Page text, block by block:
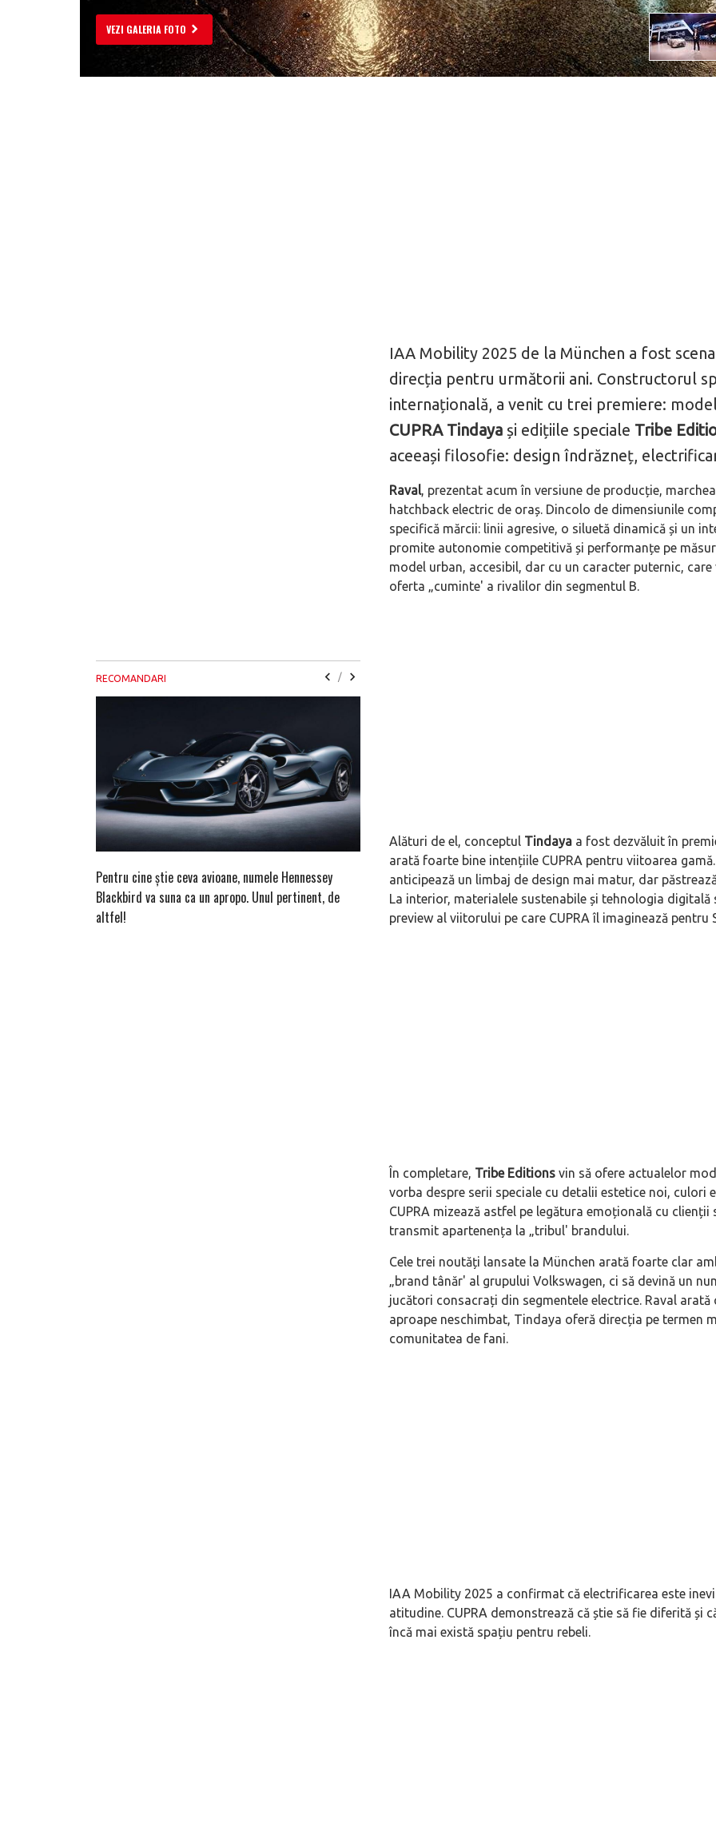
VEZI GALERIA FOTO
IAA Mobility 2025 de la München a fost
direcția pentru următorii ani. Constructorul
internațională, a venit cu trei premiere:
CUPRA Tindayași edițiile speciale Tribe
aceeași filosofie: design îndrăzneț,
Raval, prezentat acum în versiune de producție,
hatchback electric de oraș. Dincolo de dimensiunile
specifică mărcii: linii agresive, o siluetă dinamică și un
promite autonomie competitivă și performanțe pe
model urban, accesibil, dar cu un caracter puternic,
oferta „cuminte' a rivalilor din segmentul B.
Alături de el, conceptul Tindayaa fost dezvăluit în
arată foarte bine intențiile CUPRA pentru viitoarea
anticipează un limbaj de design mai matur, dar
La interior, materialele sustenabile și tehnologia
preview al viitorului pe care CUPRA îl imaginează pentru
În completare, Tribe Editionsvin să ofere actualelor
vorba despre serii speciale cu detalii estetice noi, culori
CUPRA mizează astfel pe legătura emoțională cu
transmit apartenența la „tribul' brandului.
Cele trei noutăți lansate la München arată foarte clar
„brand tânăr' al grupului Volkswagen, ci să devină un
jucători consacrați din segmentele electrice. Raval
aproape neschimbat, Tindaya oferă direcția pe termen
comunitatea de fani.
IAA Mobility 2025 a confirmat că electrificarea este
atitudine. CUPRA demonstrează că știe să fie diferită și
încă mai există spațiu pentru rebeli.
RECOMANDARI /
Pentru cine știe ceva avioane, numele Hennessey
Blackbird va suna ca un apropo. Unul pertinent, de
altfel!
Prima sportivă cu motor central a mărcii, omagiată
de noua ediție limitată Lamborghini Revuelto Miura
60° Hommage
Dacă viața e
mai buni!